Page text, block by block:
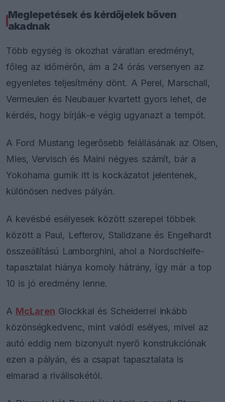
Meglepetések és kérdőjelek bőven
akadnak
Több egység is okozhat váratlan eredményt,
főleg az időmérőn, ám a 24 órás versenyen az
egyenletes teljesítmény dönt. A Perel, Marschall,
Vermeulen és Neubauer kvartett gyors lehet, de
kérdés, hogy bírják-e végig ugyanazt a tempót.
A Ford Mustang legerősebb felállásának az Olsen,
Mies, Vervisch és Maini négyes számít, bár a
Yokohama gumik itt is kockázatot jelentenek,
különösen nedves pályán.
A kevésbé esélyesek között szerepel többek
között a Paul, Lefterov, Stalidzane és Engelhardt
összeállítású Lamborghini, ahol a Nordschleife-
tapasztalat hiánya komoly hátrány, így már a top
10 is jó eredmény lenne.
A McLaren Glockkal és Scheiderrel inkább
közönségkedvenc, mint valódi esélyes, mivel az
autó eddig nem bizonyult nyerő konstrukciónak
ezen a pályán, és a csapat tapasztalata is
elmarad a riválisokétól.